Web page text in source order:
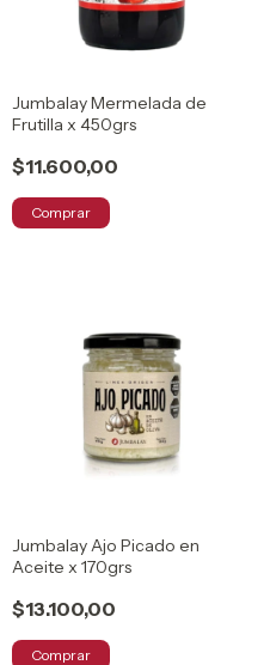
Jumbalay Mermelada de
Frutilla x 450grs
$11.600,00
Comprar
Jumbalay Ajo Picado en
Aceite x 170grs
$13.100,00
Comprar